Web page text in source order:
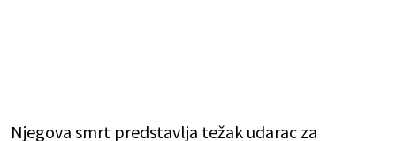
Njegova smrt predstavlja težak udarac za